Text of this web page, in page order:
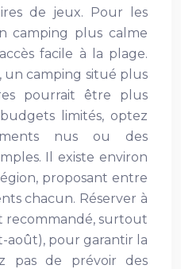
de jeux. Pour les
camping plus calme
facile à la plage.
un camping situé plus
pourrait être plus
limités, optez
nus ou des
Il existe environ
proposant entre
chacun. Réserver à
recommandé, surtout
août), pour garantir la
pas de prévoir des